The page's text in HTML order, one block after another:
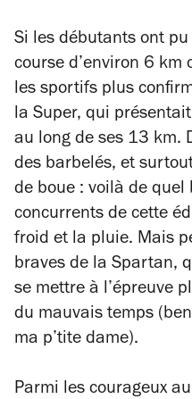
Si les débutants ont
course d’environ 6
les sportifs plus
la Super, qui
au long de ses 13 km.
des barbelés, et
de boue : voilà de quel
concurrents de cette
froid et la pluie. Mais
braves de la Spartan,
se mettre à l’épreuve
du mauvais temps
ma p’tite dame).
Parmi les courageux